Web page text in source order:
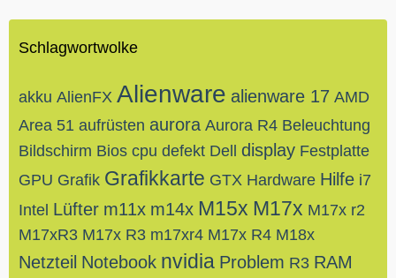
Schlagwortwolke
akku AlienFX Alienware alienware 17 AMD
Area 51 aufrüsten aurora Aurora R4 Beleuchtung
Bildschirm Bios cpu defekt Dell display Festplatte
GPU Grafik Grafikkarte GTX Hardware Hilfe i7
Intel Lüfter m11x m14x M15x M17x M17x r2
M17xR3 M17x R3 m17xr4 M17x R4 M18x
Netzteil Notebook nvidia Problem R3 RAM